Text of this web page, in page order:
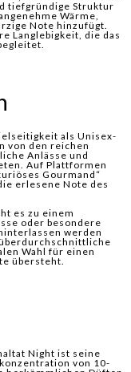
tiefgründige Struktur
Wärme,
Note hinzufügt.
Langlebigkeit, die das
als Unisex-
von den reichen
Anlässe und
Auf Plattformen
Gourmand“
erlesene Note des
es zu einem
oder besondere
werden
Wahl für einen
übersteht.
Night ist seine
von 10-